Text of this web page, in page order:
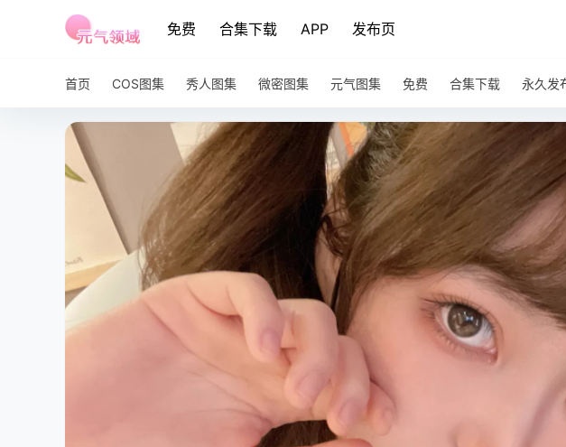
免费 合集下载 APP 发布页
首页 COS图集 秀人图集 微密图集 元气图集 免费 合集下载 永久发